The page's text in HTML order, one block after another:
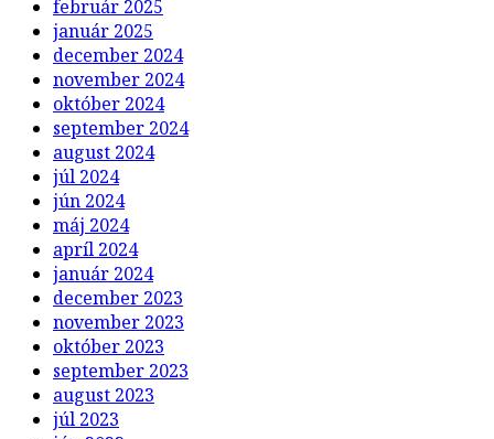
február 2025
január 2025
december 2024
november 2024
október 2024
september 2024
august 2024
júl 2024
jún 2024
máj 2024
apríl 2024
január 2024
december 2023
november 2023
október 2023
september 2023
august 2023
júl 2023